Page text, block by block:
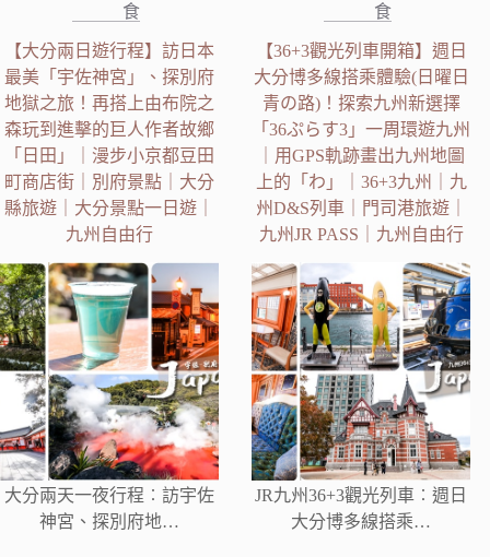
食
【大分兩日遊行程】訪日本
最美「宇佐神宮」、探別府
地獄之旅！再搭上由布院之
森玩到進擊的巨人作者故鄉
「日田」｜漫步小京都豆田
町商店街｜別府景點｜大分
縣旅遊｜大分景點一日遊｜
九州自由行
大分兩天一夜行程︰訪宇佐
神宮、探別府地…
食
【36+3觀光列車開箱】週日
大分博多線搭乘體驗(日曜日
青の路)！探索九州新選擇
「36ぷらす3」一周環遊九州
｜用GPS軌跡畫出九州地圖
上的「わ」｜36+3九州｜九
州D&S列車｜門司港旅遊｜
九州JR PASS｜九州自由行
JR九州36+3觀光列車︰週日
大分博多線搭乘…